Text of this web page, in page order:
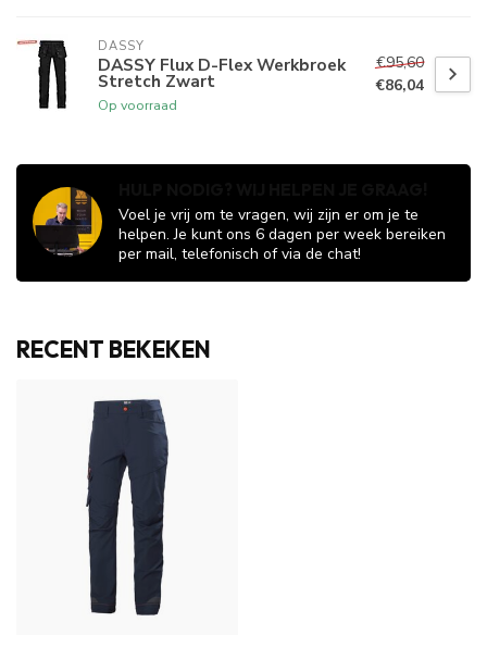
DASSY
DASSY Flux D-Flex Werkbroek
Stretch Zwart
Op voorraad
€95,60
€86,04
Voel je vrij om te vragen, wij zijn er om je te
helpen. Je kunt ons 6 dagen per week bereiken
per mail, telefonisch of via de chat!
RECENT BEKEKEN